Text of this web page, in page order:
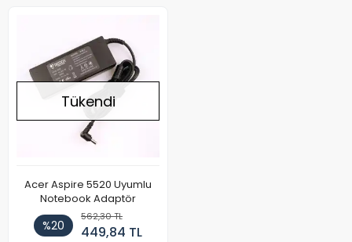
Tükendi
Acer Aspire 5520 Uyumlu
Notebook Adaptör
%20
562,30 TL
449,84 TL